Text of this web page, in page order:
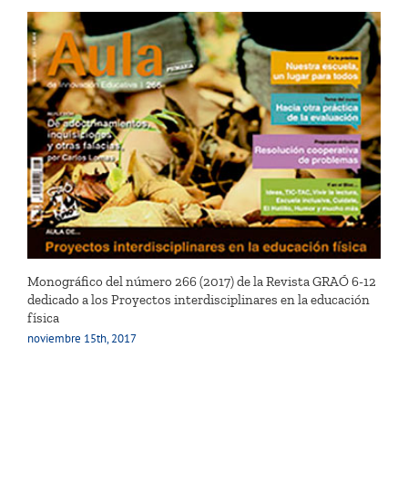
Monográfico del número 266 (2017) de la Revista GRAÓ 6-12
dedicado a los Proyectos interdisciplinares en la educación
física
noviembre 15th, 2017